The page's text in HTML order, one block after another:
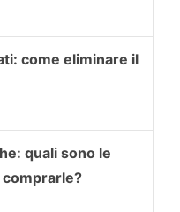
come eliminare il
quali sono le